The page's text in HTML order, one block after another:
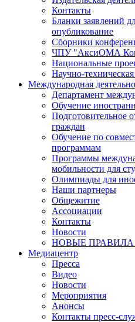
Контакты
Бланки заявлений
опубликование
Сборники
ЧПУ "АксиОМА
Национальные
Научно-техническая
Международная
Департамент
Обучение
Подготовительное
граждан
Обучение по
программам
Программы
мобильности для
Олимпиады для
Наши партнеры
Общежитие
Ассоциации
Контакты
Новости
НОВЫЕ ПРАВИЛА
Медиацентр
Пресса
Видео
Новости
Мероприятия
Анонсы
Контакты пресс-